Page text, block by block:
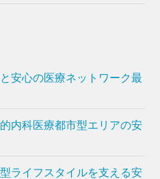
安心の医療ネットワーク最
内科医療都市型エリアの安
ライフスタイルを支える安